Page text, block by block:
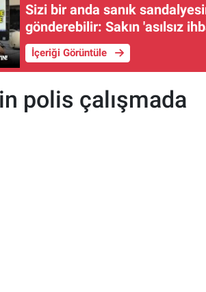
Sizi bir anda sanık
gönderebilir: Sakın 'asılsız
İçeriği Görüntüle
polis çalışmada